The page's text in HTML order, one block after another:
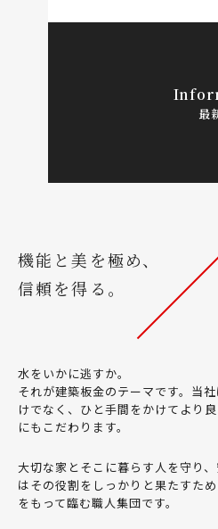
最
機能と美を極め、
信頼を得る。
水をいかに逃すか。
それが建築板金のテーマです。当
けでなく、ひと手間をかけてより
にもこだわります。
大切な家とそこに暮らす人を守り
はその役割をしっかりと果たすた
をもって臨む職人集団です。